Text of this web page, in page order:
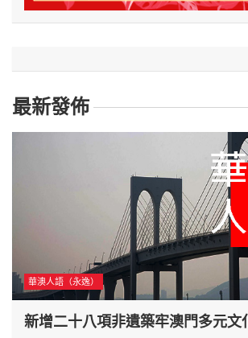
最新發佈
華澳人語（永逸）
新增二十八項非遺築牢澳門多元文